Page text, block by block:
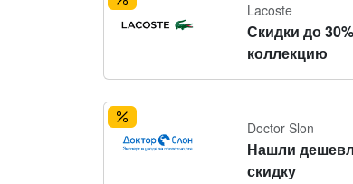
Lacoste
Скидки до
коллекцию
Doctor Slon
Нашли
скидку